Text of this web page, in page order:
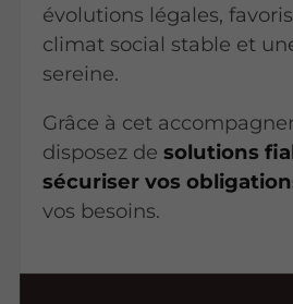
évolutions légales,
climat social stable et
sereine.
Grâce à cet
disposez de solutions
sécuriser vos
vos besoins.